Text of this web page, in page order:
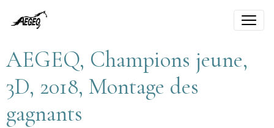
AEGEQ, Champions jeune,
3D, 2018, Montage des
gagnants